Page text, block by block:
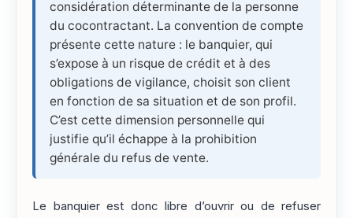
considération déterminante de la personne
du cocontractant. La convention de compte
présente cette nature : le banquier, qui
s’expose à un risque de crédit et à des
obligations de vigilance, choisit son client
en fonction de sa situation et de son profil.
C’est cette dimension personnelle qui
justifie qu’il échappe à la prohibition
générale du refus de vente.
Le banquier est donc libre d’ouvrir ou de refuser